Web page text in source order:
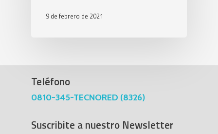
9 de febrero de 2021
Teléfono
0810-345-TECNORED (8326)
Suscribite a nuestro Newsletter